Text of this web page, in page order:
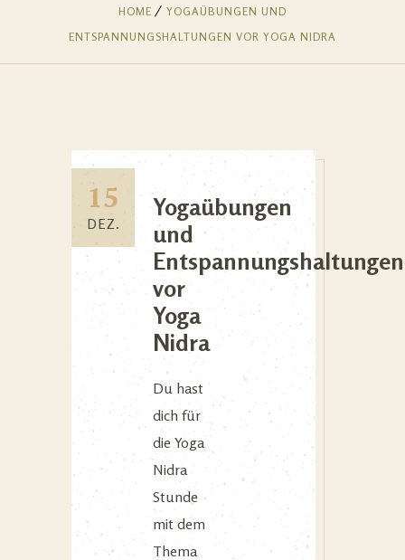
HOME
YOGAÜBUNGEN UND
ENTSPANNUNGSHALTUNGEN VOR YOGA NIDRA
15
DEZ.
Yogaübungen
und
Entspannungshaltungen
vor
Yoga
Nidra
Du hast
dich für
die Yoga
Nidra
Stunde
mit dem
Thema